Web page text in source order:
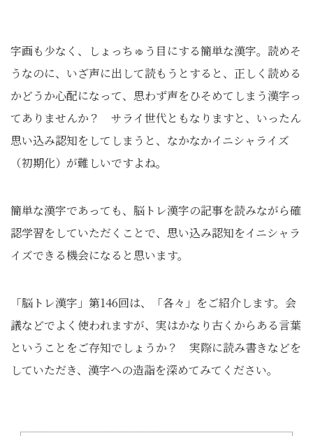
字画も少なく、しょっちゅう目にする簡単な漢字。読めそ
うなのに、いざ声に出して読もうとすると、正しく読める
かどうか心配になって、思わず声をひそめてしまう漢字っ
てありませんか？ サライ世代ともなりますと、いったん
思い込み認知をしてしまうと、なかなかイニシャライズ
（初期化）が難しいですよね。
簡単な漢字であっても、脳トレ漢字の記事を読みながら確
認学習をしていただくことで、思い込み認知をイニシャラ
イズできる機会になると思います。
「脳トレ漢字」第146回は、「各々」をご紹介します。会
議などでよく使われますが、実はかなり古くからある言葉
ということをご存知でしょうか？ 実際に読み書きなどを
していただき、漢字への造詣を深めてみてください。